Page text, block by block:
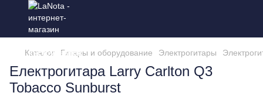
Каталог Гитары и оборудование Электрогитары
Електрогитара Larry Carlton Q3
Tobacco Sunburst